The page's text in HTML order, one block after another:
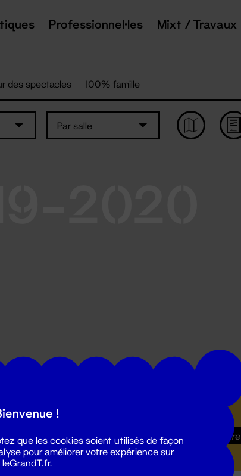
Professionnel·les Mixt / Travaux
des spectacles 100% famille
Par salle
du Grand T :
S'inscrire
!
que les cookies soient utilisés de façon
pour améliorer votre expérience sur
leGrandT.fr.